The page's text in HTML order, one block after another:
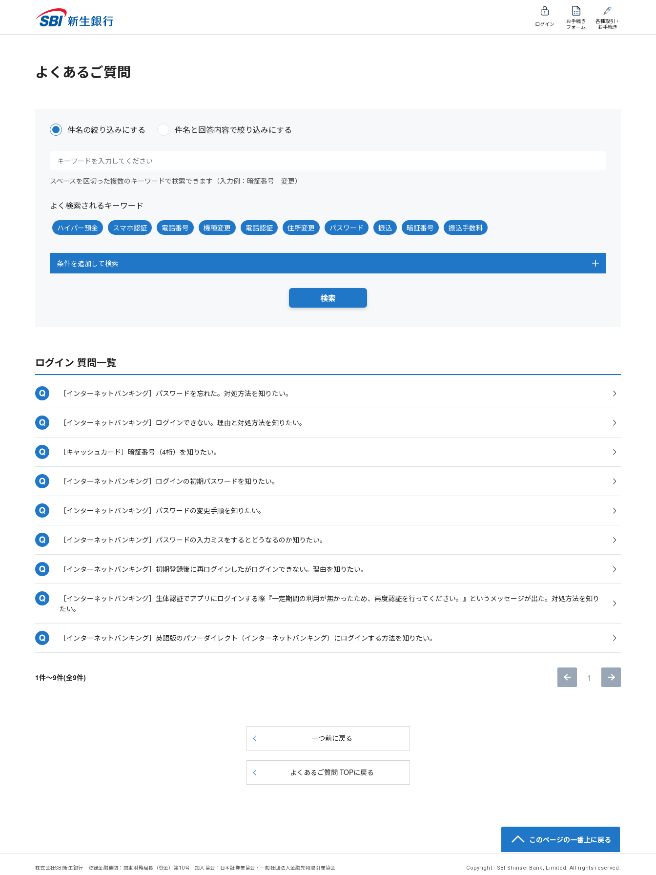
ログイン
お手続き
フォーム
各種取引・
お手続き
よくあるご質問
件名の絞り込みにする 件名と回答内容で絞り込みにする
スペースを区切った複数のキーワードで検索できます（入力例：暗証番号 変更）
よく検索されるキーワード
ハイパー預金 スマホ認証 電話番号 機種変更 電話認証 住所変更 パスワード 振込 暗証番号 振込手数料
条件を追加して検索
ログイン 質問一覧
［インターネットバンキング］パスワードを忘れた。対処方法を知りたい。
［インターネットバンキング］ログインできない。理由と対処方法を知りたい。
［キャッシュカード］暗証番号（4桁）を知りたい。
［インターネットバンキング］ログインの初期パスワードを知りたい。
［インターネットバンキング］パスワードの変更手順を知りたい。
［インターネットバンキング］パスワードの入力ミスをするとどうなるのか知りたい。
［インターネットバンキング］初期登録後に再ログインしたがログインできない。理由を知りたい。
［インターネットバンキング］生体認証でアプリにログインする際『一定期間の利用が無かったため、再度認証を行ってください。』というメッセージが出た。対処方法を知り
たい。
［インターネットバンキング］英語版のパワーダイレクト（インターネットバンキング）にログインする方法を知りたい。
1件～9件(全9件) 1
一つ前に戻る
よくあるご質問 TOPに戻る
株式会社SBI新生銀行 登録金融機関：関東財務局長（登金）第10号 加入協会：日本証券業協会・一般社団法人金融先物取引業協会 Copyright - SBI Shinsei Bank, Limited. All rights reserved.
このページの一番上に戻る